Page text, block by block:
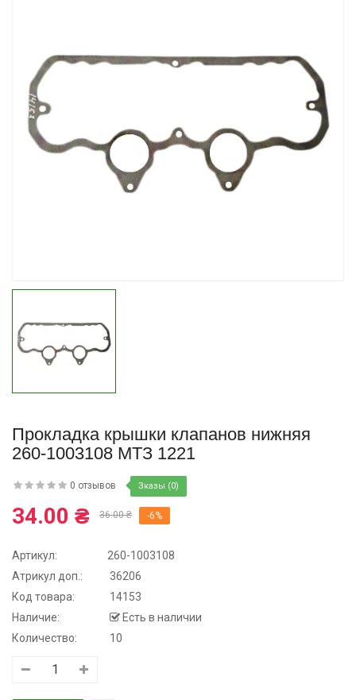
Гидротрансмиссионное
масло JOHN DEERE
Масло
Нигрол
1699.00 ₴
Прокладка крышки клапанов нижняя
260-1003108 МТЗ 1221
0 отзывов Зказы (0)
34.00 ₴ 36.00 ₴ -6%
Артикул:
260-1003108
Атрикул доп.:
36206
Код товара:
14153
Наличие:
Есть в наличии
Количество:
10